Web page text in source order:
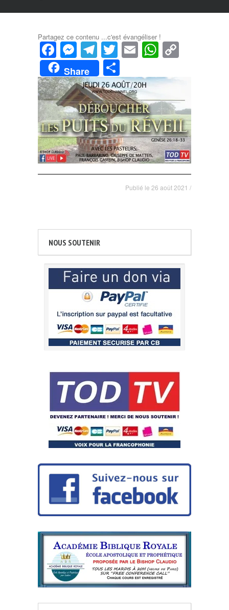
Partagez ce contenu ...c'est évangéliser !
Facebook
Messenger
Telegram
Twitter
Email
Share
Publié le 26 août 2021 /
NOUS SOUTENIR